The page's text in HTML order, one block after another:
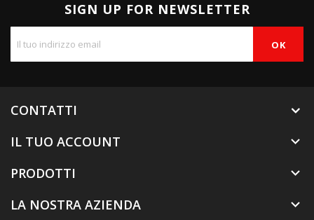
SIGN UP FOR NEWSLETTER
CONTATTI
IL TUO ACCOUNT

PRODOTTI 
LA NOSTRA AZIENDA 